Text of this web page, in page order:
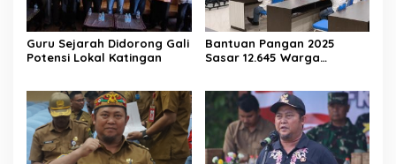
Guru Sejarah Didorong Gali
Potensi Lokal Katingan
Bantuan Pangan 2025
Sasar 12.645 Warga